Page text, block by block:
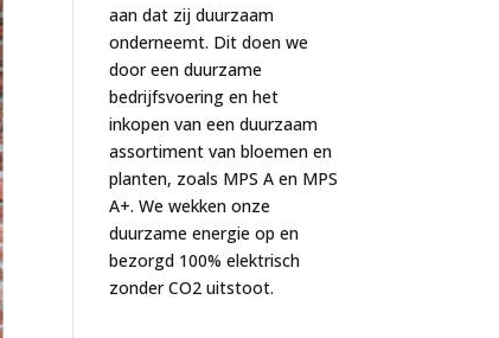
aan dat zij duurzaam
onderneemt. Dit doen we
door een duurzame
bedrijfsvoering en het
inkopen van een duurzaam
assortiment van bloemen en
planten, zoals MPS A en MPS
A+. We wekken onze
duurzame energie op en
bezorgd 100% elektrisch
zonder CO2 uitstoot.